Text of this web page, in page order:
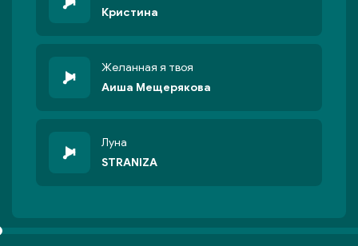
Кристина
Желанная я твоя
Аиша Мещерякова
Луна
STRANIZA